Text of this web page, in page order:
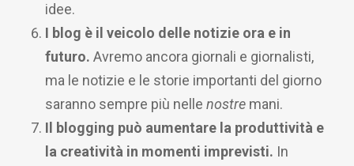
idee.
I blog è il veicolo delle notizie ora e in
futuro. Avremo ancora giornali e giornalisti,
ma le notizie e le storie importanti del giorno
saranno sempre più nelle nostremani.
Il blogging può aumentare la produttività e
la creatività in momenti imprevisti. In